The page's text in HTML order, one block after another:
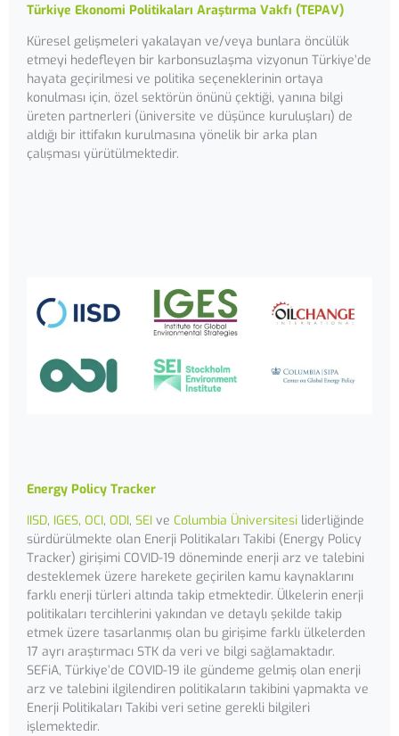
Türkiye Ekonomi Politikaları Araştırma Vakfı (TEPAV)
Küresel gelişmeleri yakalayan ve/veya bunlara öncülük
etmeyi hedefleyen bir karbonsuzlaşma vizyonun Türkiye’de
hayata geçirilmesi ve politika seçeneklerinin ortaya
konulması için, özel sektörün önünü çektiği, yanına bilgi
üreten partnerleri (üniversite ve düşünce kuruluşları) de
aldığı bir ittifakın kurulmasına yönelik bir arka plan
çalışması yürütülmektedir.
Energy Policy Tracker
IISD, IGES, OCI, ODI, SEI ve Columbia Üniversitesi liderliğinde
sürdürülmekte olan Enerji Politikaları Takibi (Energy Policy
Tracker) girişimi COVID-19 döneminde enerji arz ve talebini
desteklemek üzere harekete geçirilen kamu kaynaklarını
farklı enerji türleri altında takip etmektedir. Ülkelerin enerji
politikaları tercihlerini yakından ve detaylı şekilde takip
etmek üzere tasarlanmış olan bu girişime farklı ülkelerden
17 ayrı araştırmacı STK da veri ve bilgi sağlamaktadır.
SEFiA, Türkiye’de COVID-19 ile gündeme gelmiş olan enerji
arz ve talebini ilgilendiren politikaların takibini yapmakta ve
Enerji Politikaları Takibi veri setine gerekli bilgileri
işlemektedir.